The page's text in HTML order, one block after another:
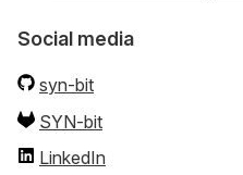
Social media
syn-bit
SYN-bit
LinkedIn